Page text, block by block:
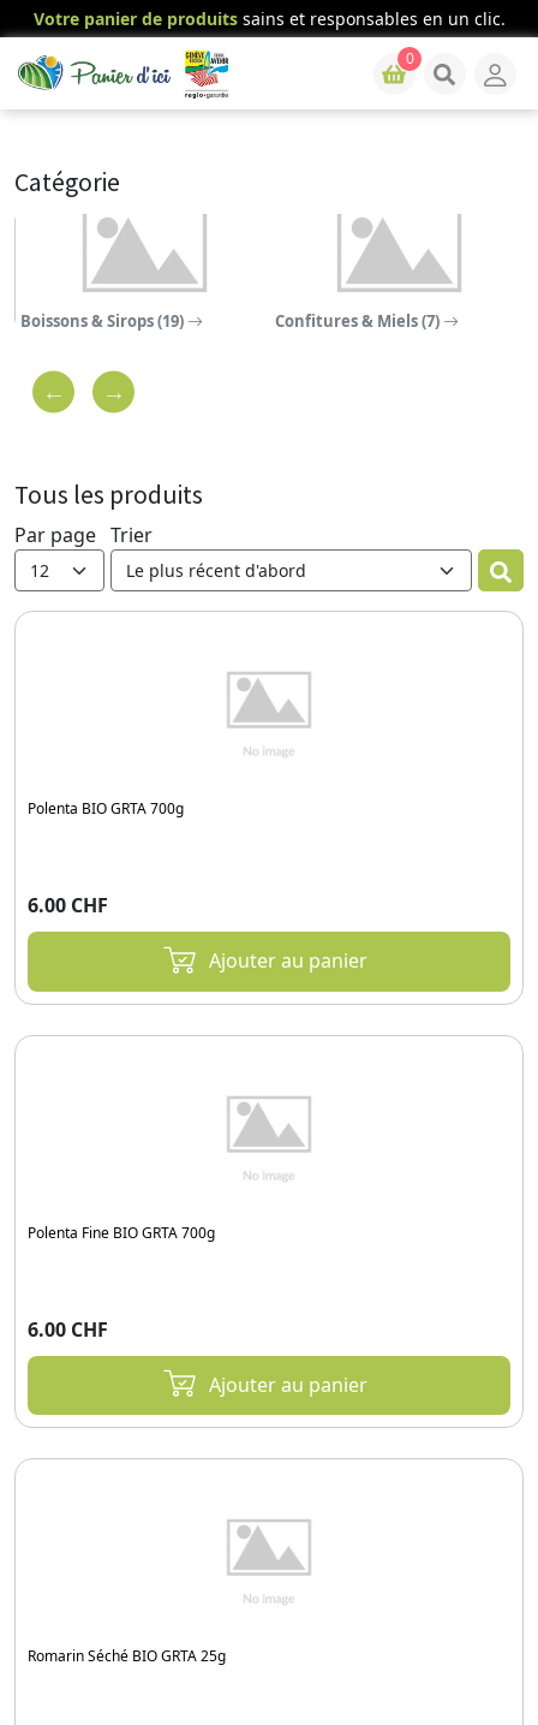
Votre panier de produitssains et responsables en un clic.
0
Catégorie
Boissons & Sirops (19) Confitures & Miels (7)
Tous les produits
Par page Trier
Polenta BIO GRTA 700g
6.00 CHF
Ajouter au panier
Polenta Fine BIO GRTA 700g
6.00 CHF
Ajouter au panier
Romarin Séché BIO GRTA 25g